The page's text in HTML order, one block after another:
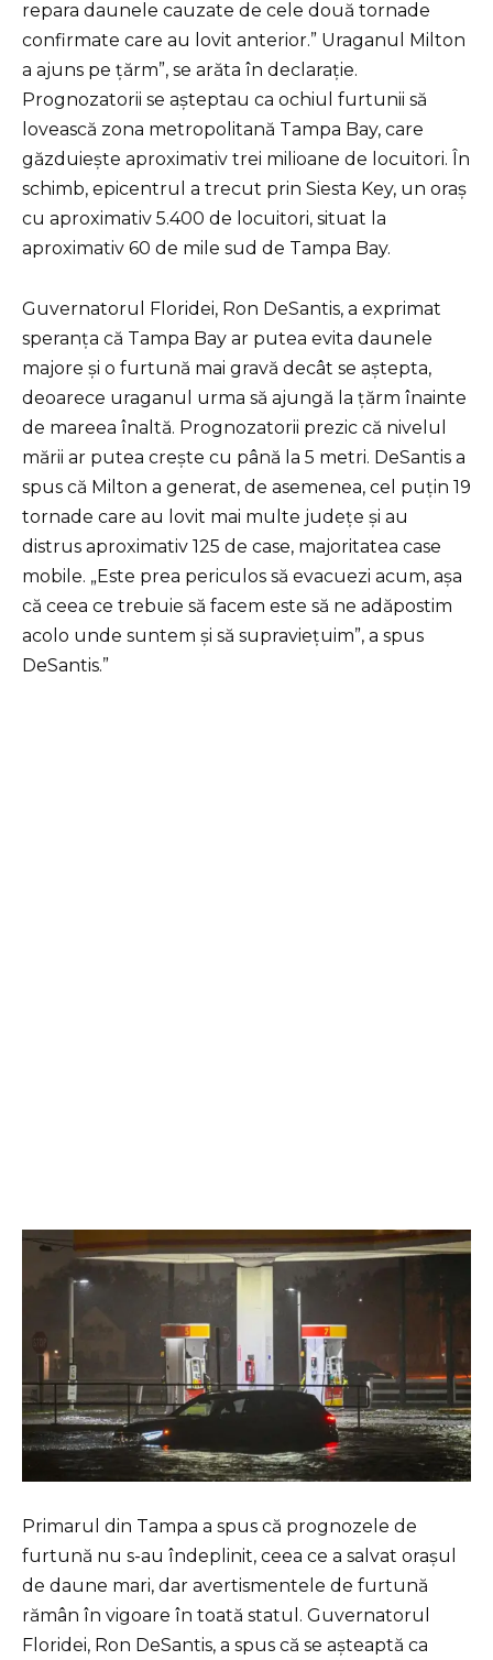
repara daunele cauzate de cele două tornade
confirmate care au lovit anterior.” Uraganul Milton
a ajuns pe țărm”, se arăta în declarație.
Prognozatorii se așteptau ca ochiul furtunii să
lovească zona metropolitană Tampa Bay, care
găzduiește aproximativ trei milioane de locuitori. În
schimb, epicentrul a trecut prin Siesta Key, un oraș
cu aproximativ 5.400 de locuitori, situat la
aproximativ 60 de mile sud de Tampa Bay.
Guvernatorul Floridei, Ron DeSantis, a exprimat
speranța că Tampa Bay ar putea evita daunele
majore și o furtună mai gravă decât se aștepta,
deoarece uraganul urma să ajungă la țărm înainte
de mareea înaltă. Prognozatorii prezic că nivelul
mării ar putea crește cu până la 5 metri. DeSantis a
spus că Milton a generat, de asemenea, cel puțin 19
tornade care au lovit mai multe județe și au
distrus aproximativ 125 de case, majoritatea case
mobile. „Este prea periculos să evacuezi acum, așa
că ceea ce trebuie să facem este să ne adăpostim
acolo unde suntem și să supraviețuim”, a spus
DeSantis.”
Primarul din Tampa a spus că prognozele de
furtună nu s-au îndeplinit, ceea ce a salvat orașul
de daune mari, dar avertismentele de furtună
rămân în vigoare în toată statul. Guvernatorul
Floridei, Ron DeSantis, a spus că se așteaptă ca